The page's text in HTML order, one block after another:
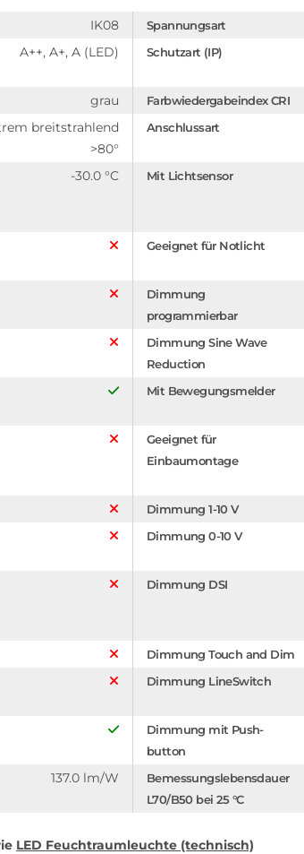
IK08 Spannungsart
A++, A+, A (LED) Schutzart (IP)
grau Farbwiedergabeindex CRI
breitstrahlend
>80°
Anschlussart
-30.0 °C Mit Lichtsensor
Geeignet für Notlicht
Dimmung
programmierbar
Dimmung Sine Wave
Reduction
Mit Bewegungsmelder
Geeignet für
Einbaumontage
Dimmung 1-10 V
Dimmung 0-10 V
Dimmung DSI
Dimmung Touch and Dim
Dimmung LineSwitch
Dimmung mit Push-
button
137.0 lm/W
Bemessungslebensdauer
L70/B50 bei 25 °C
LED Feuchtraumleuchte (technisch)